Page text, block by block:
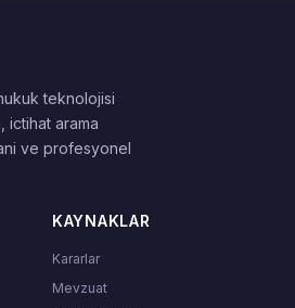
teknolojisi
ictihat arama
ve profesyonel
KAYNAKLAR
Kararlar
Mevzuat